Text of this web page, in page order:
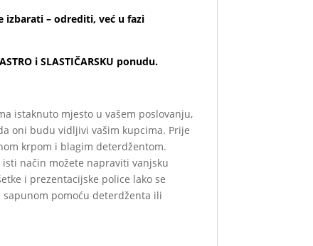
izbarati – odrediti, već u fazi
i SLASTIČARSKU ponudu.
istaknuto mjesto u vašem poslovanju,
oni budu vidljivi vašim kupcima. Prije
krpom i blagim deterdžentom.
način možete napraviti vanjsku
i prezentacijske police lako se
pomoću deterdženta ili